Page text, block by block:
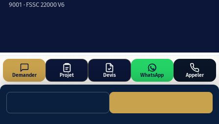
9001 · FSSC 22000 V6
Demander Projet Devis WhatsApp Appeler